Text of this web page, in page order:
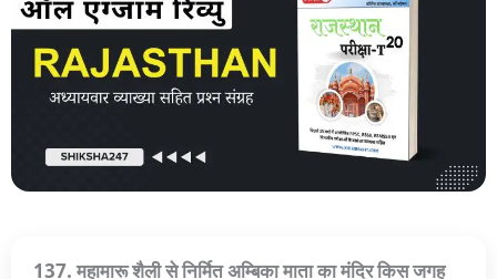
137. महामारू शैली से निर्मित अम्बिका माता का मंदिर किस जगह